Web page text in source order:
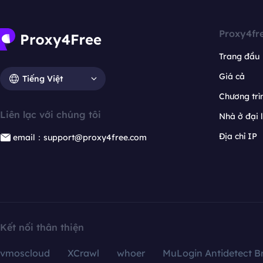
Tiếng Việt
Liên lạc với chúng tôi
email：support@proxy4free.com
Trang đầu
Giá cả
Chương
Nhà ở đại
Địa chỉ IP
Kết nối thân thiện
vmoscloud XCrawl whoer
MuLogin Antidetect